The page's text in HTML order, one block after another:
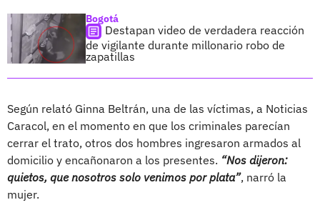
Bogotá
Destapan video de verdadera reacción
de vigilante durante millonario robo de
zapatillas
Según relató Ginna Beltrán, una de las víctimas, a Noticias
Caracol, en el momento en que los criminales parecían
cerrar el trato, otros dos hombres ingresaron armados al
domicilio y encañonaron a los presentes. “Nos dijeron:
quietos, que nosotros solo venimos por plata”, narró la
mujer.